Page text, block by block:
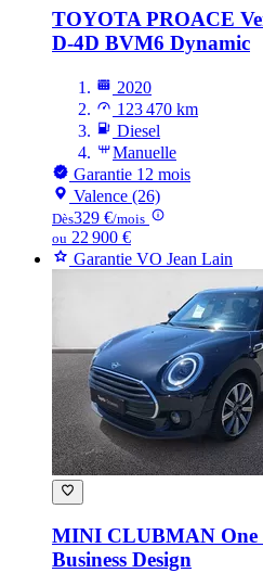
TOYOTA PROACE
D-4D BVM6 Dynamic
2020
123 470 km
Diesel
Manuelle
Garantie 12 mois
Valence (26)
Dès329 €/mois
ou 22 900 €
Garantie VO Jean Lain
MINI CLUBMAN
Business Design